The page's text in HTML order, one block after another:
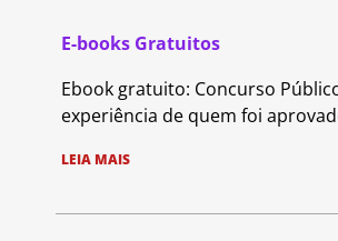
E-books Gratuitos
Ebook gratuito: Concurso
experiência de quem foi
LEIA MAIS